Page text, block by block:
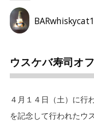
ウスケバ寿司オ
４月１４日（土）に行
を記念して行われたウ